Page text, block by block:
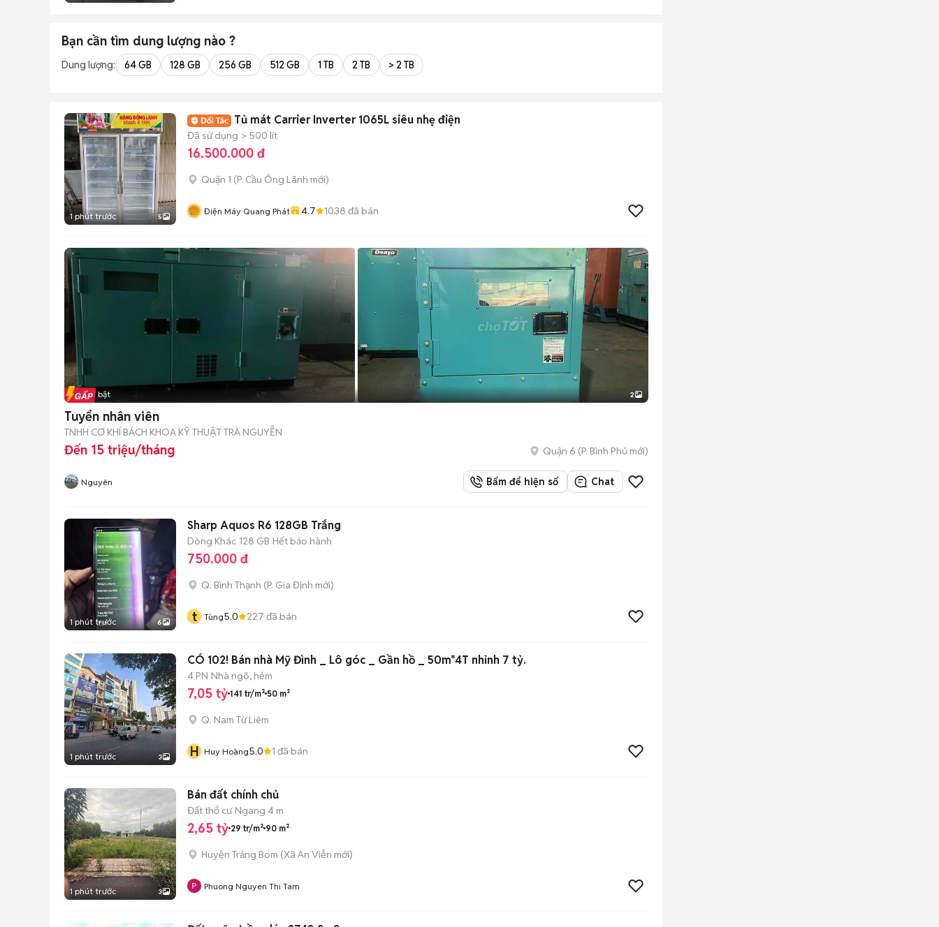
Bạn cần tìm dung lượng nào ?
Dung lượng: 64 GB 128 GB 256 GB 512 GB 1 TB 2 TB > 2 TB
1 phút trước 5
Tủ mát Carrier Inverter 1065L siêu nhẹ điện
Đã sử dụng > 500 lít
16.500.000 đ
Quận 1 (P. Cầu Ông Lãnh mới)
Điện Máy Quang Phát 4.7 1038 đã bán
Tin nổi bật 2
Tuyển nhân viên
TNHH CƠ KHÍ BÁCH KHOA KỸ THUẬT TRÀ NGUYỄN
Đến 15 triệu/tháng Quận 6 (P. Bình Phú mới)
Nguyên Bấm để hiện số Chat
1 phút trước 6
Sharp Aquos R6 128GB Trắng
Dòng Khác 128 GB Hết bảo hành
750.000 đ
Q. Bình Thạnh (P. Gia Định mới)
t Tùng5.0 227 đã bán
1 phút trước 3
CÓ 102! Bán nhà Mỹ Đình _ Lô góc _ Gần hồ _ 50m*4T nhỉnh 7 tỷ.
4 PN Nhà ngõ, hẻm
7,05 tỷ 141 tr/m² 50 m²
Q. Nam Từ Liêm
H Huy Hoàng5.0 1 đã bán
1 phút trước 3
Bán đất chính chủ
Đất thổ cư Ngang 4 m
2,65 tỷ 29 tr/m² 90 m²
Huyện Trảng Bom (Xã An Viễn mới)
Phuong Nguyen Thi Tam